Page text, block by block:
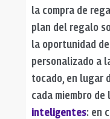
la compra de
plan del regalo
la oportunidad
personalizado a
tocado, en lugar
cada miembro
inteligentes: en